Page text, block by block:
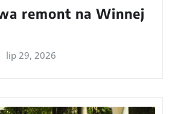
remont na Winnej
lip 29, 2026